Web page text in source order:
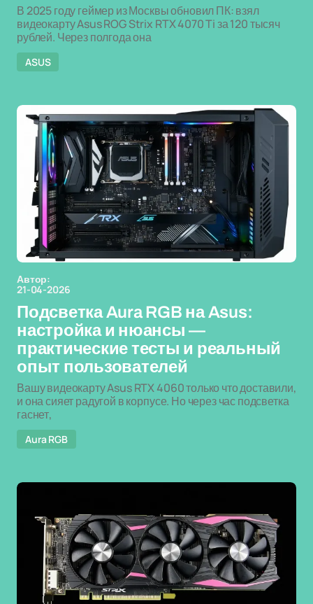
В 2025 году геймер из Москвы обновил ПК: взял
видеокарту Asus ROG Strix RTX 4070 Ti за 120 тысяч
рублей. Через полгода она
ASUS
Автор:
21-04-2026
Подсветка Aura RGB на Asus:
настройка и нюансы —
практические тесты и реальный
опыт пользователей
Вашу видеокарту Asus RTX 4060 только что доставили,
и она сияет радугой в корпусе. Но через час подсветка
гаснет,
Aura RGB